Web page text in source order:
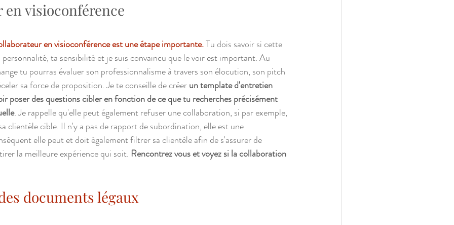
visioconférence
en visioconférence est une étape importante. Tu dois savoir si cette
ta sensibilité et je suis convaincu que le voir est important. Au
tu pourras évaluer son professionnalisme à travers son élocution, son pitch
sa force de proposition. Je te conseille de créer un template d'entretien
poser des questions cibler en fonction de ce que tu recherches précisément
. Je rappelle qu'elle peut également refuser une collaboration, si par exemple,
clientèle cible. Il n'y a pas de rapport de subordination, elle est une
elle peut et doit également filtrer sa clientèle afin de s'assurer de
la meilleure expérience qui soit. Rencontrez vous et voyez si la collaboration
documents légaux